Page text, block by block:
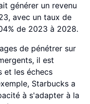
générer un revenu
avec un taux de
de 2023 à 2028.
de pénétrer sur
il est
et les échecs
Starbucks a
à s'adapter à la